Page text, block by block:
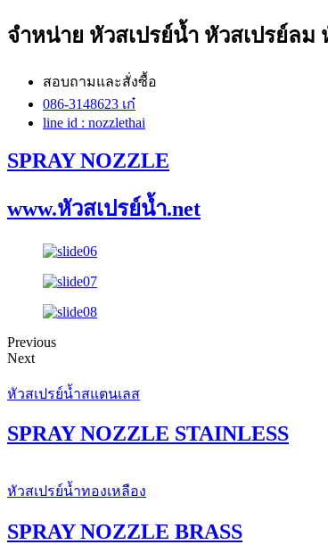
จำหน่าย หัวสเปรย์น้ำ หัวสเปรย์ล
สอบถามและสั่งซื้อ
086-3148623 เก๋
line id : nozzlethai
SPRAY NOZZLE
www.หัวสเปรย์น้ำ.net
Previous
Next
หัวสเปรย์น้ำสแตนเลส
SPRAY NOZZLE STAINLESS
หัวสเปรย์น้ำทองเหลือง
SPRAY NOZZLE BRASS